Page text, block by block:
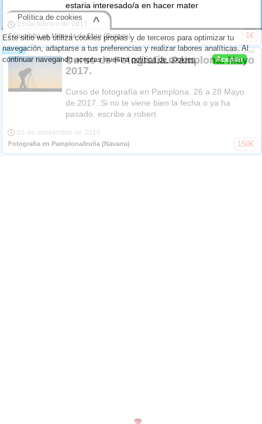
estaria interesado/a en hacer mater
13 de febrero de 2017
Fotografia en Miranda de Ebro (Burgos) 1€
-VENDO- PARTICULAR
Curso de Fotografía. Pamplona. Mayo
2017.
Curso de fotografía en Pamplona. 26 a 28 Mayo
de 2017. Si no te viene bien la fecha o ya ha
pasado, escribe a robert
01 de septiembre de 2016
Fotografia en Pamplona/Iruña (Navarra) 150€
Este sitio web utiliza cookies propias y de terceros para optimizar tu
navegación, adaptarse a tus preferencias y realizar labores analíticas. Al
continuar navegando aceptas nuestrapolítica de cookies. Aceptar
Política de cookies ^